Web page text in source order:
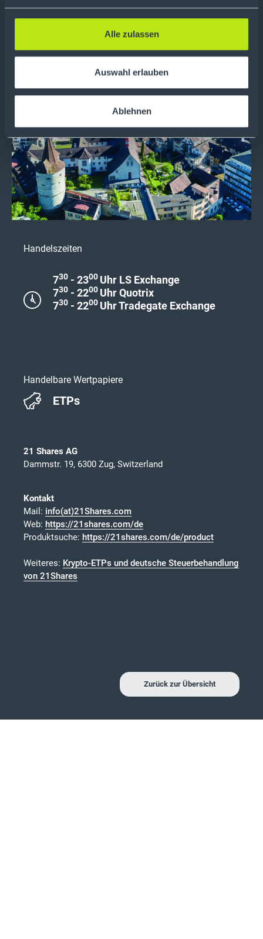
Alle zulassen
Auswahl erlauben
Ablehnen
Handelszeiten
730 - 2300 Uhr LS Exchange
730 - 2200 Uhr Quotrix
730 - 2200 Uhr Tradegate Exchange
Handelbare Wertpapiere
ETPs
21 Shares AG
Dammstr. 19, 6300 Zug, Switzerland
Kontakt
Mail: info(at)21Shares.com
Web: https://21shares.com/de
Produktsuche: https://21shares.com/de/product
Weiteres: Krypto-ETPs und deutsche Steuerbehandlung
von 21Shares
Zurück zur Übersicht